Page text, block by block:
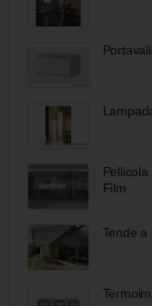
Film
Tende a